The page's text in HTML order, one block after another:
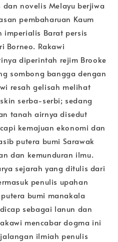
novelis Melayu berjiwa
pembaharuan Kaum
imperialis Barat persis
Borneo. Rakawi
diperintah rejim Brooke
sombong bangga dengan
resah gelisah melihat
serba-serbi; sedang
tanah airnya disedut
kemajuan ekonomi dan
putera bumi Sarawak
dan kemunduran ilmu.
sejarah yang ditulis dari
penulis upahan
bumi manakala
sebagai lanun dan
mencabar dogma ini
ilmiah penulis